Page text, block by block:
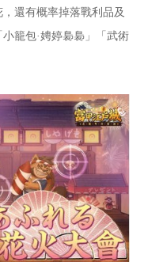
還有概率掉落戰利品及
籠包·娉婷裊裊」「武術